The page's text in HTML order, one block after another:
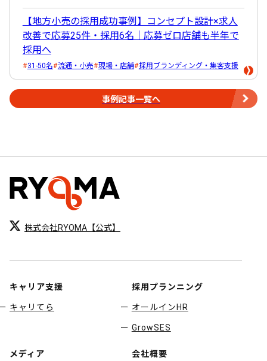
【地方小売の採用成功事例】コンセプト設計×求人
改善で応募25件・採用6名｜応募ゼロ店舗も半年で
採用へ
31-50名 流通・小売 現場・店舗 採用ブランディング・集客支援
事例記事一覧へ
株式会社RYOMA【公式】
キャリア支援
キャリてら
採用プランニング
オールインHR
GrowSES
メディア 会社概要